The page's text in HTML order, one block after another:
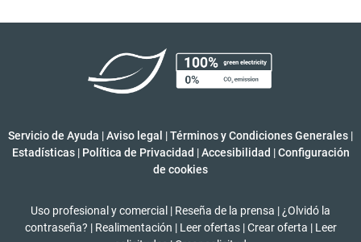
Servicio de Ayuda |Aviso legal |Términos y Condiciones Generales |
Estadísticas | Política de Privacidad | Accesibilidad | Configuración
de cookies
Uso profesional y comercial | Reseña de la prensa | ¿Olvidó la
contraseña? | Realimentación | Leer ofertas | Crear oferta | Leer